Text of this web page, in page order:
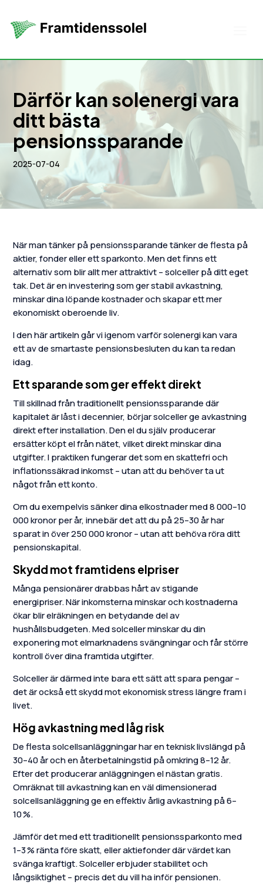
Därför kan solenergi vara
ditt bästa
pensionssparande
2025-07-04
När man tänker på pensionssparande tänker de flesta på
aktier, fonder eller ett sparkonto. Men det finns ett
alternativ som blir allt mer attraktivt – solceller på ditt eget
tak. Det är en investering som ger stabil avkastning,
minskar dina löpande kostnader och skapar ett mer
ekonomiskt oberoende liv.
I den här artikeln går vi igenom varför solenergi kan vara
ett av de smartaste pensionsbesluten du kan ta redan
idag.
Ett sparande som ger effekt direkt
Till skillnad från traditionellt pensionssparande där
kapitalet är låst i decennier, börjar solceller ge avkastning
direkt efter installation. Den el du själv producerar
ersätter köpt el från nätet, vilket direkt minskar dina
utgifter. I praktiken fungerar det som en skattefri och
inflationssäkrad inkomst – utan att du behöver ta ut
något från ett konto.
Om du exempelvis sänker dina elkostnader med 8 000–10
000 kronor per år, innebär det att du på 25–30 år har
sparat in över 250 000 kronor – utan att behöva röra ditt
pensionskapital.
Skydd mot framtidens elpriser
Många pensionärer drabbas hårt av stigande
energipriser. När inkomsterna minskar och kostnaderna
ökar blir elräkningen en betydande del av
hushållsbudgeten. Med solceller minskar du din
exponering mot elmarknadens svängningar och får större
kontroll över dina framtida utgifter.
Solceller är därmed inte bara ett sätt att spara pengar –
det är också ett skydd mot ekonomisk stress längre fram i
livet.
Hög avkastning med låg risk
De flesta solcellsanläggningar har en teknisk livslängd på
30–40 år och en återbetalningstid på omkring 8–12 år.
Efter det producerar anläggningen el nästan gratis.
Omräknat till avkastning kan en väl dimensionerad
solcellsanläggning ge en effektiv årlig avkastning på 6–
10 %.
Jämför det med ett traditionellt pensionssparkonto med
1–3 % ränta före skatt, eller aktiefonder där värdet kan
svänga kraftigt. Solceller erbjuder stabilitet och
långsiktighet – precis det du vill ha inför pensionen.